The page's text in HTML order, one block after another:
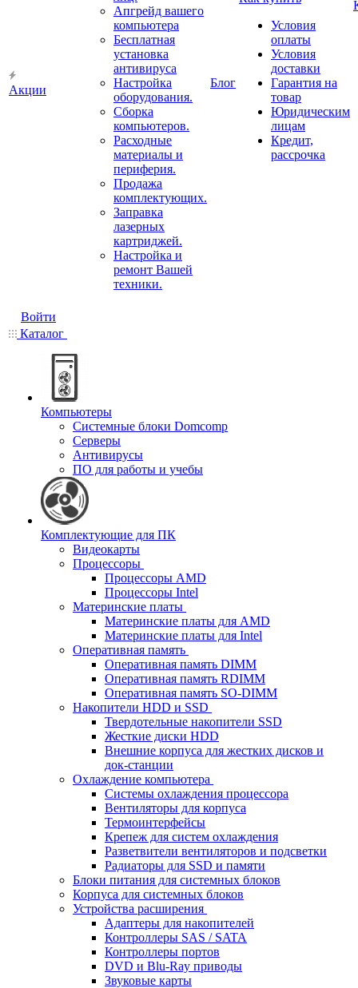
Акции
Апгрейд вашего
компьютера
Бесплатная
установка
антивируса
Настройка
оборудования.
Сборка
компьютеров.
Расходные
материалы и
периферия.
Продажа
комплектующих.
Заправка
лазерных
картриджей.
Настройка и
ремонт Вашей
техники.
Блог
Условия
оплаты
Условия
доставки
Гарантия на
товар
Юридическим
лицам
Кредит,
рассрочка
Войти
Каталог
Компьютеры
Системные блоки Domcomp
Серверы
Антивирусы
ПО для работы и учебы
Комплектующие для ПК
Видеокарты
Процессоры
Процессоры AMD
Процессоры Intel
Материнские платы
Материнские платы для AMD
Материнские платы для Intel
Оперативная память
Оперативная память DIMM
Оперативная память RDIMM
Оперативная память SO-DIMM
Накопители HDD и SSD
Твердотельные накопители SSD
Жесткие диски HDD
Внешние корпуса для жестких дисков и
док-станции
Охлаждение компьютера
Системы охлаждения процессора
Вентиляторы для корпуса
Термоинтерфейсы
Крепеж для систем охлаждения
Разветвители вентиляторов и подсветки
Радиаторы для SSD и памяти
Блоки питания для системных блоков
Корпуса для системных блоков
Устройства расширения
Адаптеры для накопителей
Контроллеры SAS / SATA
Контроллеры портов
DVD и Blu-Ray приводы
Звуковые карты